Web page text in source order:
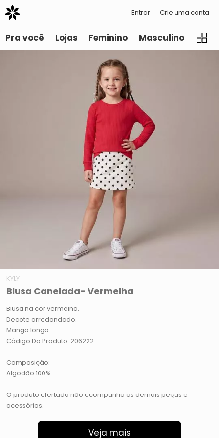
Entrar Crie uma conta
Pra você Lojas Feminino Masculino
KYLY
Blusa Canelada- Vermelha
Blusa na cor vermelha.
Decote arredondado.
Manga longa.
Código Do Produto: 206222
Composição:
Algodão 100%
O produto ofertado não acompanha as demais peças e
acessórios.
Veja mais